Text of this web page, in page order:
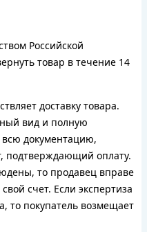
Российской
товар в течение 14
доставку товара.
вид и полную
документацию,
подтверждающий оплату.
то продавец вправе
счет. Если экспертиза
то покупатель возмещает